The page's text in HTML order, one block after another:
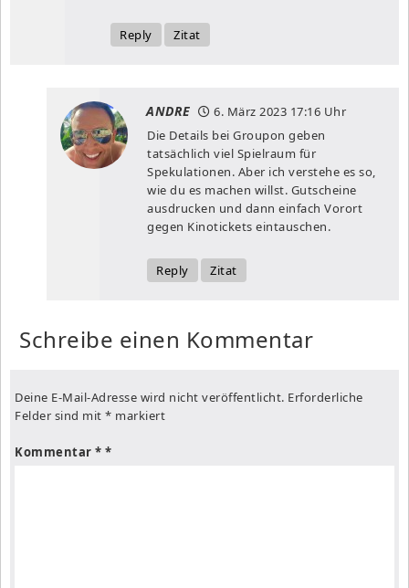
Reply Zitat
ANDRE 6. März 2023 17:16 Uhr
Die Details bei Groupon geben
tatsächlich viel Spielraum für
Spekulationen. Aber ich verstehe es so,
wie du es machen willst. Gutscheine
ausdrucken und dann einfach Vorort
gegen Kinotickets eintauschen.
Reply Zitat
Schreibe einen Kommentar
Deine E-Mail-Adresse wird nicht veröffentlicht. Erforderliche
Felder sind mit * markiert
Kommentar *